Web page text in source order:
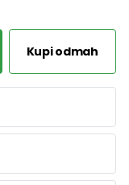
Kupi odmah